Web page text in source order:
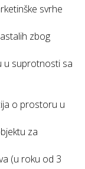
svrhe
zbog
u suprotnosti sa
o prostoru u
za
(u roku od 3